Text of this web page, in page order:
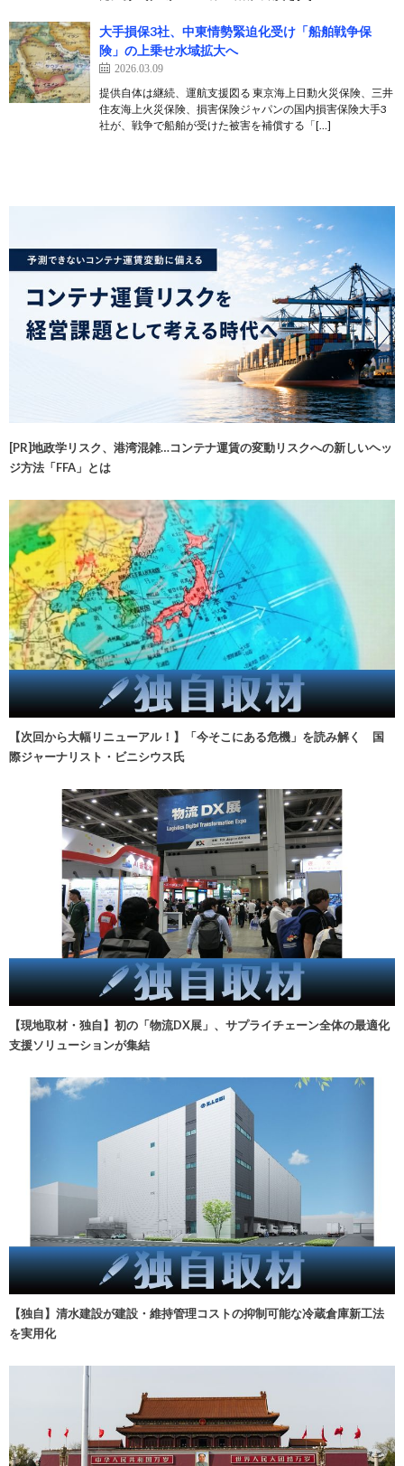
大手損保3社、中東情勢緊迫化受け「船舶戦争保
険」の上乗せ水域拡大へ
2026.03.09
提供自体は継続、運航支援図る 東京海上日動火災保険、三井
住友海上火災保険、損害保険ジャパンの国内損害保険大手3
社が、戦争で船舶が受けた被害を補償する「[…]
[PR]地政学リスク、港湾混雑…コンテナ運賃の変動リスクへの新しいヘッ
ジ方法「FFA」とは
【次回から大幅リニューアル！】「今そこにある危機」を読み解く 国
際ジャーナリスト・ビニシウス氏
【現地取材・独自】初の「物流DX展」、サプライチェーン全体の最適化
支援ソリューションが集結
【独自】清水建設が建設・維持管理コストの抑制可能な冷蔵倉庫新工法
を実用化